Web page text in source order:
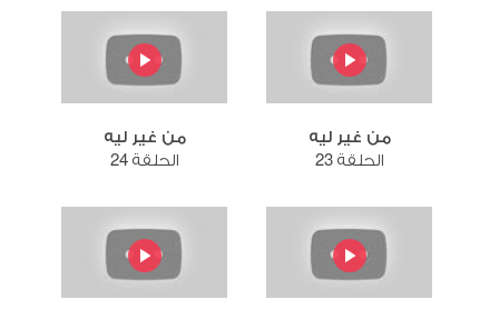
من غير ليه
الحلقة 23
من غير ليه
الحلقة 24